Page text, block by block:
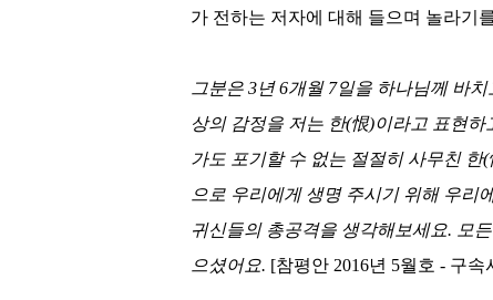
가 전하는 저자에 대해 들으며 놀라기
그분은 3년6개월 7일을 하나님께 바
상의 감정을 저는 한(恨)이라고 표현하
가도 포기할 수 없는 절절히 사무친 한(
으로 우리에게 생명 주시기 위해 우리
귀신들의 총공격을 생각해보세요. 모
으셨어요. [참평안 2016년 5월호 - 구속